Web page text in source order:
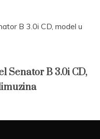
Senator B 3.0i CD,